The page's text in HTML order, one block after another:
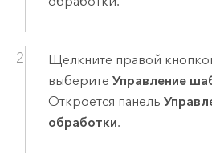
Щелкните правой
выберите Управление
Откроется панель
обработки.